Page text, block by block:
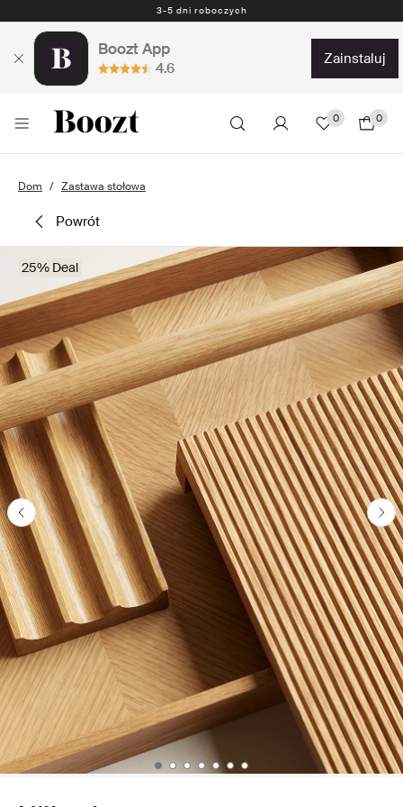
3-5 dni roboczych
Boozt App
4.6
zainstaluj
0 0
Dom Zastawa stołowa
powrót
25% Deal